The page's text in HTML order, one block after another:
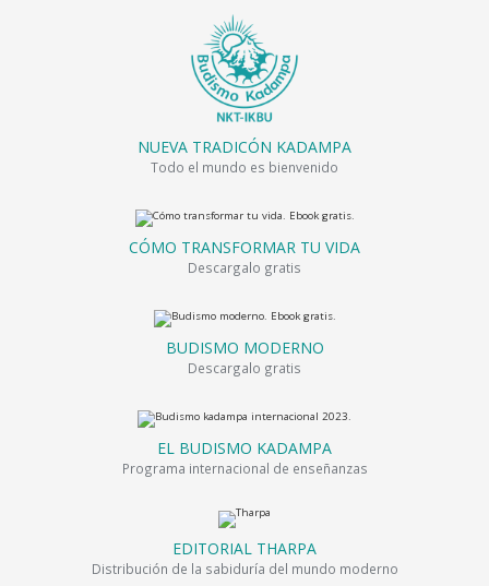
NUEVA TRADICÓN KADAMPA
Todo el mundo es bienvenido
CÓMO TRANSFORMAR TU VIDA
Descargalo gratis
BUDISMO MODERNO
Descargalo gratis
EL BUDISMO KADAMPA
Programa internacional de enseñanzas
EDITORIAL THARPA
Distribución de la sabiduría del mundo moderno